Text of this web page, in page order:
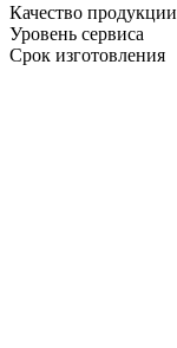
Качество продукции
Уровень сервиса
Срок изготовления